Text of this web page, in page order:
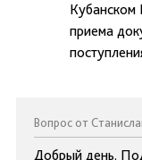
Кубанском
приема
Вопрос от
Добрый день.